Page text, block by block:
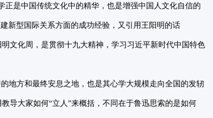
正是中国传统文化中的精华，也是增强中国人文化自信的
新型国际关系方面的成功经验，又引用王阳明的话
文化周，是贯彻十九大精神，学习习近平新时代中国特色
方和最终安息之地，也是其心学大规模走向全国的发轫
导大家如何“立人”来概括，不同在于鲁迅思索的是如何